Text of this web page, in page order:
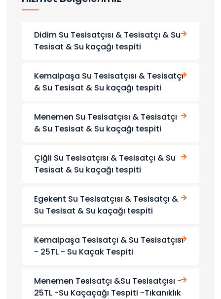
Didim Su Tesisatçısı & Tesisatçı & Su
Tesisat & Su kaçağı tespiti
Kemalpaşa Su Tesisatçısı & Tesisatçı
& Su Tesisat & Su kaçağı tespiti
Menemen Su Tesisatçısı & Tesisatçı
& Su Tesisat & Su kaçağı tespiti
Çiğli Su Tesisatçısı & Tesisatçı & Su
Tesisat & Su kaçağı tespiti
Egekent Su Tesisatçısı & Tesisatçı &
Su Tesisat & Su kaçağı tespiti
Kemalpaşa Tesisatçı & Su Tesisatçısı
- 25TL - Su Kaçak Tespiti
Menemen Tesisatçı &Su Tesisatçısı -
25TL -Su Kaçaçağı Tespiti -Tıkanıklık